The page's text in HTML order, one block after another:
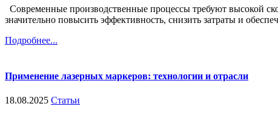
Современные производственные процессы требуют высокой
значительно повысить эффективность, снизить затраты и
Подробнее...
Применение лазерных маркеров: технологии и отрасли
18.08.2025 Статьи